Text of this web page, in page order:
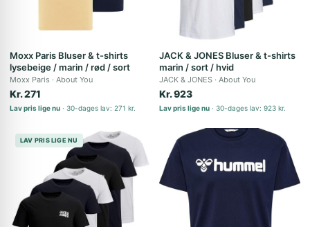
Moxx Paris Bluser & t-shirts
lysebeige / marin / rød / sort
Moxx Paris About You
Kr. 271
Lav pris lige nu 30-dages lav: 271 kr.
JACK & JONES Bluser & t-shirts
marin / sort / hvid
JACK & JONES About You
Kr. 923
Lav pris lige nu 30-dages lav: 923 kr.
LAV PRIS LIGE NU